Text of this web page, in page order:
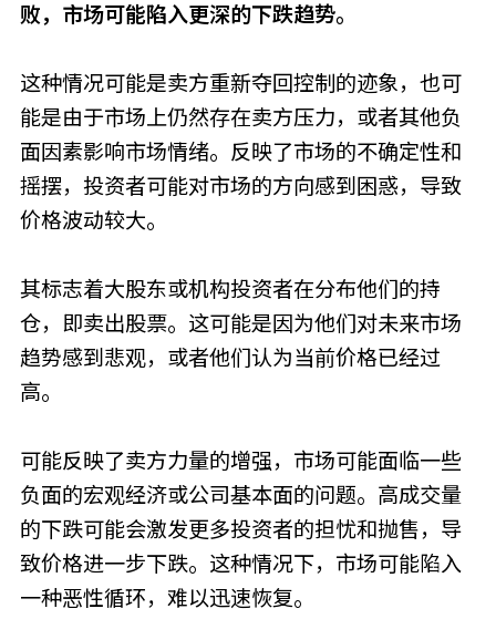
败，市场可能陷入更深的下跌趋势。
这种情况可能是卖方重新夺回控制的迹象，也可
能是由于市场上仍然存在卖方压力，或者其他负
面因素影响市场情绪。反映了市场的不确定性和
摇摆，投资者可能对市场的方向感到困惑，导致
价格波动较大。
其标志着大股东或机构投资者在分布他们的持
仓，即卖出股票。这可能是因为他们对未来市场
趋势感到悲观，或者他们认为当前价格已经过
高。
可能反映了卖方力量的增强，市场可能面临一些
负面的宏观经济或公司基本面的问题。高成交量
的下跌可能会激发更多投资者的担忧和抛售，导
致价格进一步下跌。这种情况下，市场可能陷入
一种恶性循环，难以迅速恢复。